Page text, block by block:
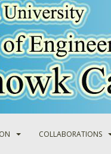
COLLABORATIONS